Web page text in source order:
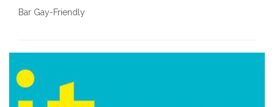
Bar Gay-Friendly